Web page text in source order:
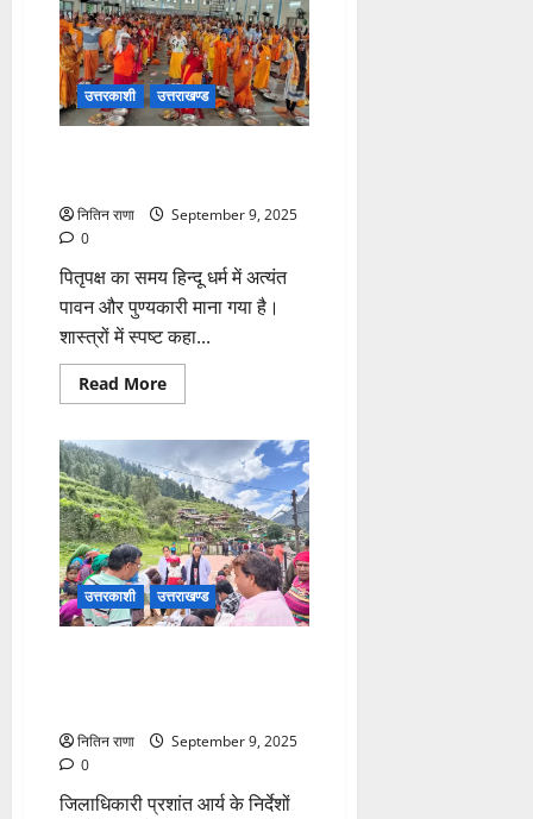
में
आयोजित
पर्वों
से
युवाओं
को
मिलती
है
उत्तरकाशी उत्तराखण्ड
नितिन राणा
September 9, 2025
0
पितृपक्ष का समय हिन्दू धर्म में अत्यंत
पावन और पुण्यकारी माना गया है।
शास्त्रों में स्पष्ट कहा...
Read MoreRead
more
सिर्फ
कर्मकांड
नहीं,
आत्मीय
भावना
से
जुड़ी
एक
पवित्र
प्रक्रिया
उत्तरकाशी उत्तराखण्ड
नितिन राणा
September 9, 2025
0
जिलाधिकारी प्रशांत आर्य के निर्देशों